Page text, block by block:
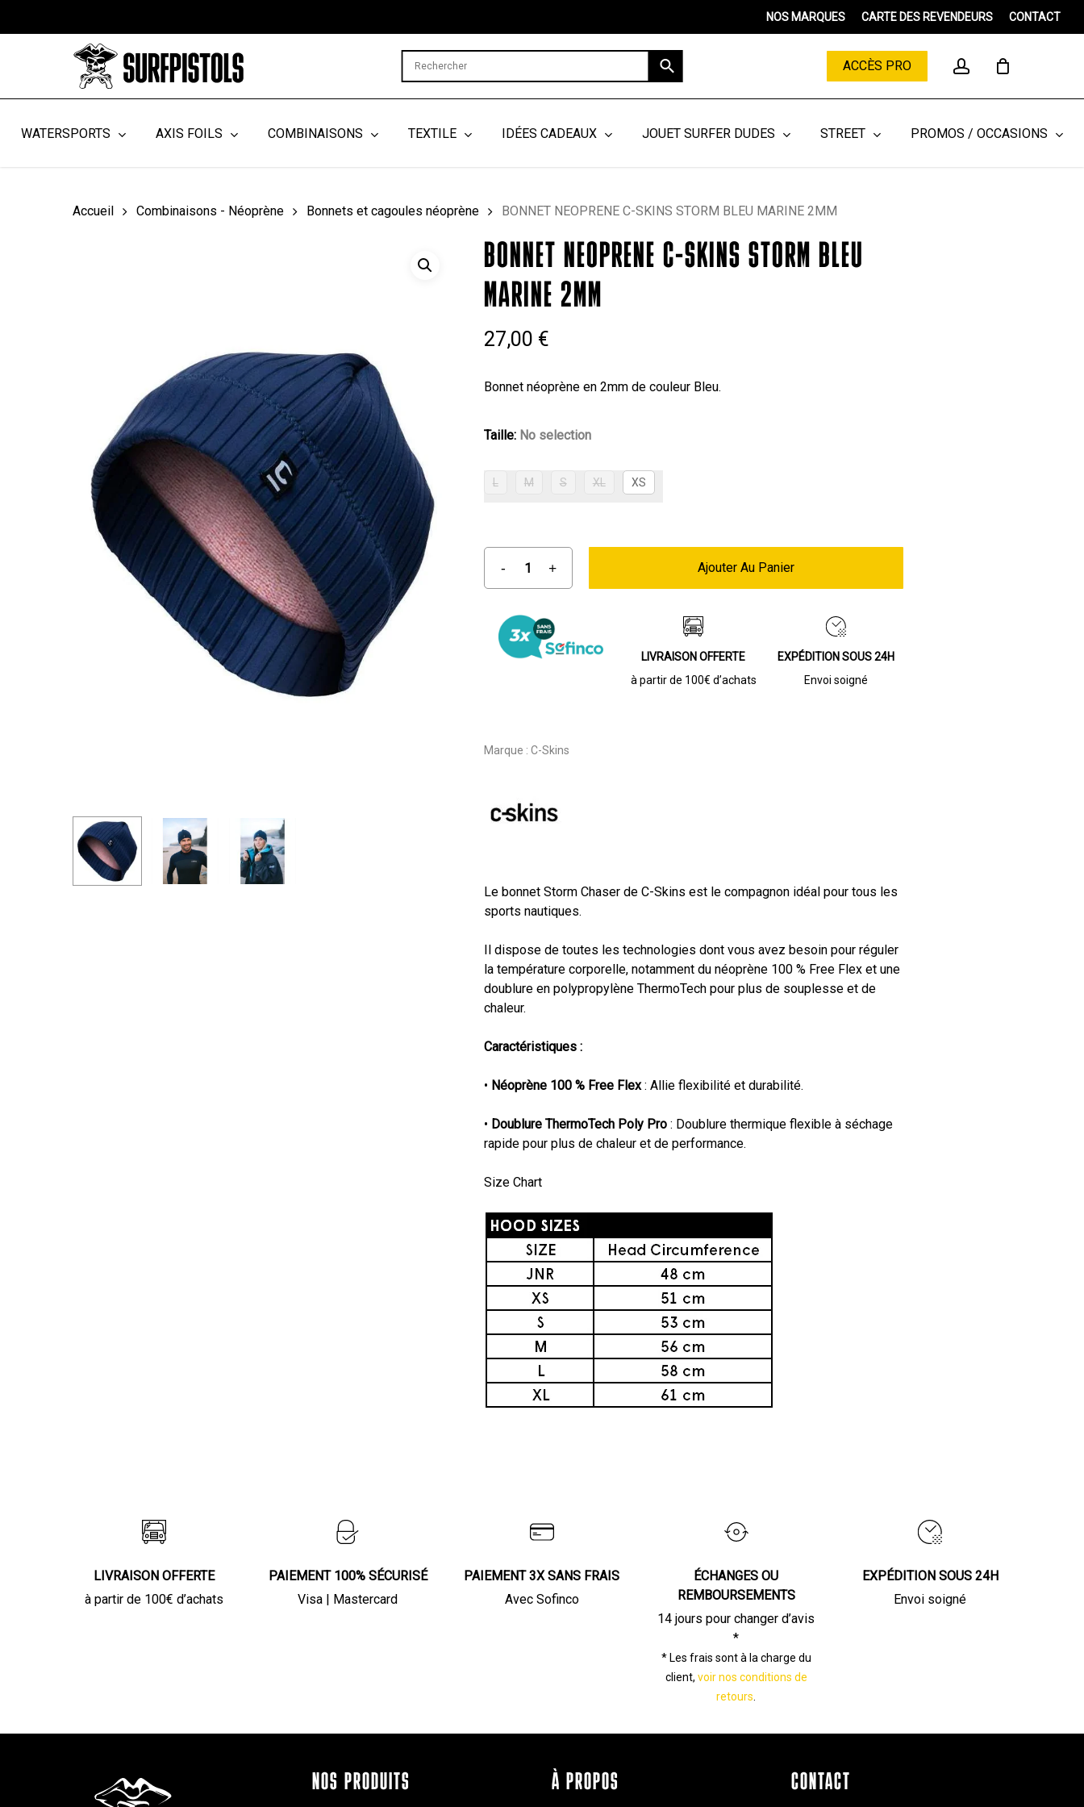
NOS MARQUES CARTE DES REVENDEURS CONTACT
ACCÈS PRO account
WATERSPORTS AXIS FOILS COMBINAISONS TEXTILE IDÉES CADEAUX JOUET SURFER DUDES STREET PROMOS / OCCASIONS
Cart Close
Votre panier est vide.
Accueil Combinaisons - Néoprène Bonnets et cagoules néoprène BONNET NEOPRENE C-SKINS STORM BLEU MARINE 2MM
BONNET NEOPRENE C-SKINS STORM BLEU
MARINE 2MM
27,00 €
Bonnet néoprène en 2mm de couleur Bleu.
Taille: No selection
L M S XL XS
Ajouter Au Panier
LIVRAISON OFFERTE
à partir de 100€ d’achats
EXPÉDITION SOUS 24H
Envoi soigné
Marque : C-Skins
Le bonnet Storm Chaser de C-Skins est le compagnon idéal pour tous les
sports nautiques.
Il dispose de toutes les technologies dont vous avez besoin pour réguler
la température corporelle, notamment du néoprène 100 % Free Flex et une
doublure en polypropylène ThermoTech pour plus de souplesse et de
chaleur.
Caractéristiques :
• Néoprène 100 % Free Flex: Allie flexibilité et durabilité.
• Doublure ThermoTech Poly Pro: Doublure thermique flexible à séchage
rapide pour plus de chaleur et de performance.
Size Chart
LIVRAISON OFFERTE
à partir de 100€ d’achats
PAIEMENT 100% SÉCURISÉ
Visa | Mastercard
PAIEMENT 3X SANS FRAIS
Avec Sofinco
ÉCHANGES OU
REMBOURSEMENTS
14 jours pour changer d’avis
*
* Les frais sont à la charge du
client, voir nos conditions de
retours
EXPÉDITION SOUS 24H
Envoi soigné
NOS PRODUITS À PROPOS CONTACT
Menu